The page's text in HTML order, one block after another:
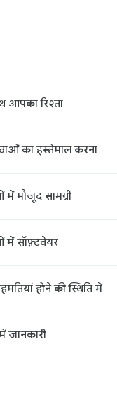
आपका रिश्ता
का इस्तेमाल करना
मौजूद सामग्री
में सॉफ़्टवेयर
होने की स्थिति में
जानकारी